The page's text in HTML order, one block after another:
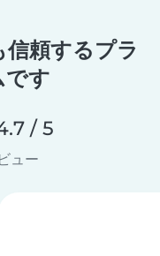
頼するプラ
です
/ 5
ュー